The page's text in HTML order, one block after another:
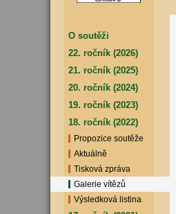
O soutěži
22. ročník (2026)
21. ročník (2025)
20. ročník (2024)
19. ročník (2023)
18. ročník (2022)
Propozice soutěže
Aktuálně
Tisková zpráva
Galerie vítězů
Výsledková listina